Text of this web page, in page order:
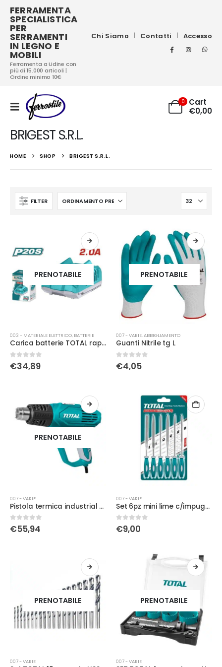
FERRAMENTA
SPECIALISTICA
PER
SERRAMENTI
IN LEGNO E
MOBILI
Ferramenta a Udine con
più di 15.000 articoli |
Ordine minimo 10€
Chi Siamo Contatti Accesso
0
Cart
€0,00
BRIGEST S.R.L.
HOME SHOP BRIGEST S.R.L.
FILTER
PRENOTABILE
003 - MATERIALE ELETTRICO, BATTERIE
Carica batterie TOTAL rapido 20V 4AH
0Su 5
€34,89
PRENOTABILE
007 - VARIE,ABBIGLIAMENTO
Guanti Nitrile tg L
0Su 5
€4,05
PRENOTABILE
007 - VARIE
Pistola termica industrial 2000w
0Su 5
€55,94
007 - VARIE
Set 6pz mini lime c/impugnatura 140mm
0Su 5
€9,00
PRENOTABILE
007 - VARIE
PRENOTABILE
007 - VARIE